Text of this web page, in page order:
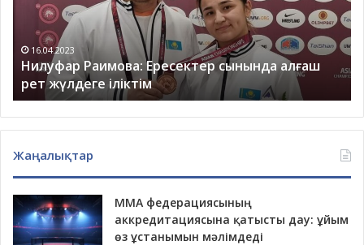
Әкем
өзгелерді
қайраумен
өтті
13.03.2023
Бекасыл Сейітхан, Амангелді Сейітханның ұлы:
Әкем өзгелерді қайраумен өтті
Жаңалықтар
ММА федерациясының
аккредитациясына қатысты дау: ұйым
өз ұстанымын мәлімдеді